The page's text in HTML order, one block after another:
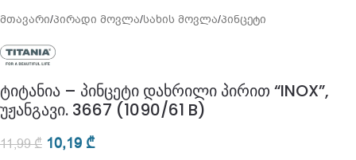
მთავარი/პირადი მოვლა/სახის მოვლა/პინცეტი
ტიტანია – პინცეტი დახრილი პირით “INOX”,
უჟანგავი. 3667 (1090/61 B)
11,99₾ 10,19 ₾